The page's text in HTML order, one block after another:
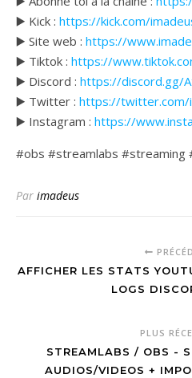
▶️ Kick : https://kick.com/
▶️ Site web : https://
▶️ Tiktok : https://
▶️ Discord : https://discord.gg/
▶️ Twitter : https://twitter.com/
▶️ Instagram : https://
#obs #streamlabs #streaming
Par imadeus
AFFICHER LES STATS
LOGS
PLUS
STREAMLABS / OBS -
AUDIOS/VIDEOS +